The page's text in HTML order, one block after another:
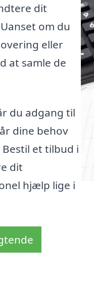
dit
om du
eller
at samle de
du adgang til
dine behov
et tilbud i
dit
hjælp lige i